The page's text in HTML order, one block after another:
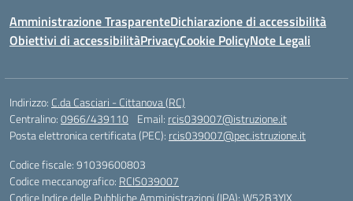
Amministrazione TrasparenteDichiarazione di accessibilità
Obiettivi di accessibilitàPrivacyCookie PolicyNote Legali
Indirizzo: C.da Casciari - Cittanova (RC)
Centralino:0966/439110 Email: rcis039007@istruzione.it
Posta elettronica certificata (PEC): rcis039007@pec.istruzione.it
Codice fiscale: 91039600803
Codice meccanografico: RCIS039007
Codice Indice delle Pubbliche Amministrazioni (IPA): W52B3YJX